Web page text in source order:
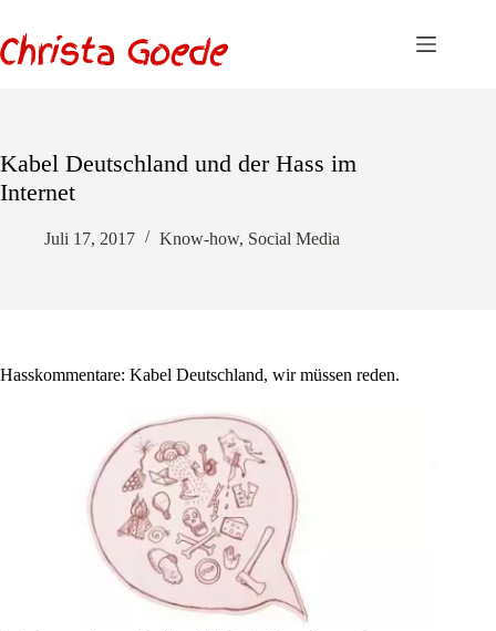
springen
Kabel Deutschland und der Hass im
Internet
Juli 17, 2017 Know-how, Social Media
Hasskommentare: Kabel Deutschland, wir müssen reden.